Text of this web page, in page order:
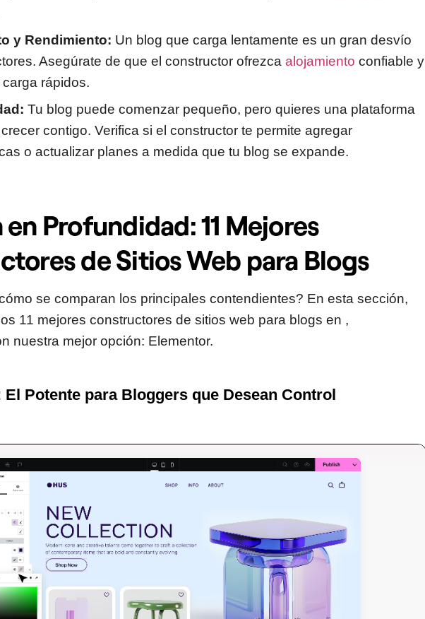
y Rendimiento: Un blog que carga lentamente es un gran desvío
Asegúrate de que el constructor ofrezca alojamiento confiable y
rápidos.
Tu blog puede comenzar pequeño, pero quieres una plataforma
contigo. Verifica si el constructor te permite agregar
o actualizar planes a medida que tu blog se expande.
en Profundidad: 11 Mejores
de Sitios Web para Blogs
se comparan los principales contendientes? En esta sección,
11 mejores constructores de sitios web para blogs en ,
nuestra mejor opción: Elementor.
El Potente para Bloggers que Desean Control